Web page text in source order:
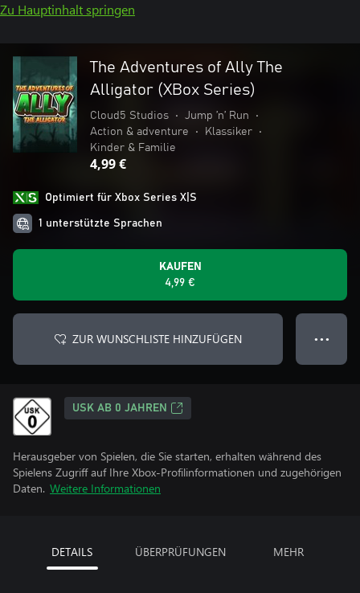
Zu Hauptinhalt springen
The Adventures of Ally The
Alligator (XBox Series)
Cloud5 Studios • Jump ’n’ Run
•
Action & adventure
• Klassiker
•
Kinder & Familie
4,99 €
Optimiert für Xbox Series X|S
1 unterstützte Sprachen
KAUFEN
4,99 €
ZUR WUNSCHLISTE HINZUFÜGEN ● ● ●
USK AB 0 JAHREN
Herausgeber von Spielen, die Sie starten, erhalten während des
Spielens Zugriff auf Ihre Xbox-Profilinformationen und zugehörigen
Daten. Weitere Informationen
DETAILS ÜBERPRÜFUNGEN MEHR